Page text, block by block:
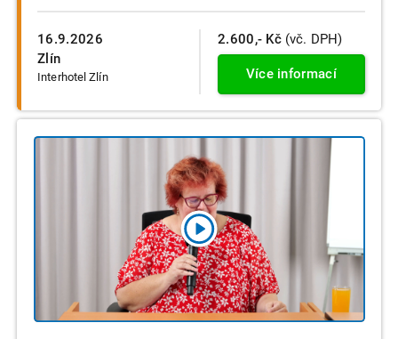
16.9.2026
Zlín
Interhotel Zlín
2.600,- Kč (vč. DPH)
Více informací